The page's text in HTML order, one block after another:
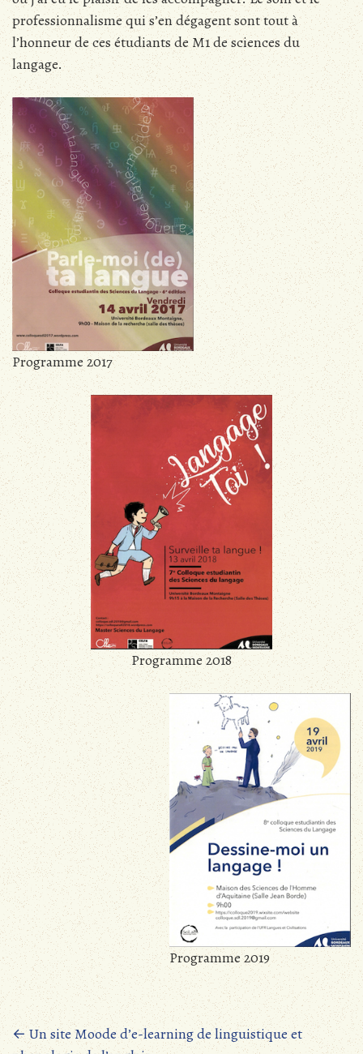
professionnalisme qui s’en dégagent sont tout à
l’honneur de ces étudiants de M1 de sciences du
langage.
Programme 2017
Programme 2018
Programme 2019
Posts
← Un site Moode d’e-learning de linguistique et